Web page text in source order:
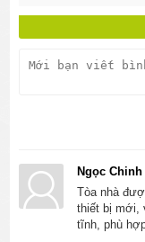
Ngọc
Tòa nhà
thiết bị mới,
tĩnh, phù